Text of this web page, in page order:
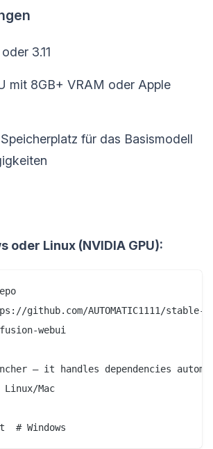
3.11
mit 8GB+ VRAM oder Apple
für das Basismodell
oder Linux (NVIDIA GPU):
github.com/AUTOMATIC1111/stable-
webui
— it handles dependencies
Mac